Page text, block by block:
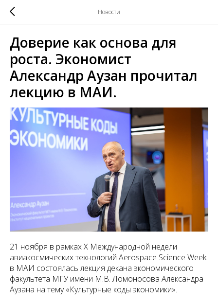
Новости
Доверие как основа для
роста. Экономист
Александр Аузан прочитал
лекцию в МАИ.
21 ноября в рамках X Международной недели
авиакосмических технологий Aerospace Science Week
в МАИ состоялась лекция декана экономического
факультета МГУ имени М.В. Ломоносова Александра
Аузана на тему «Культурные коды экономики».